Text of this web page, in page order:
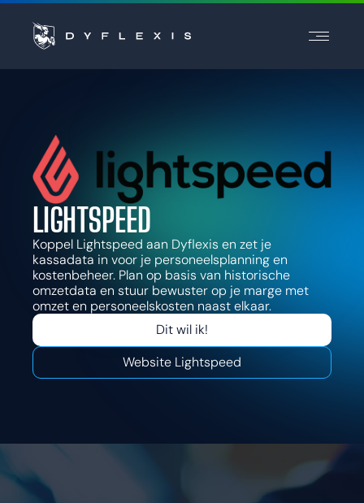
PARTNERS
PRIJZEN
Contact
Support
Login
Kies een taal
PARTNERS
PRIJZEN
Contact
Support
Login
Vraag een demo aan
LIGHTSPEED
Koppel Lightspeed aan Dyflexis en zet je
kassadata in voor je personeelsplanning en
kostenbeheer. Plan op basis van historische
omzetdata en stuur bewuster op je marge met
omzet en personeelskosten naast elkaar.
Dit wil ik!
Website Lightspeed